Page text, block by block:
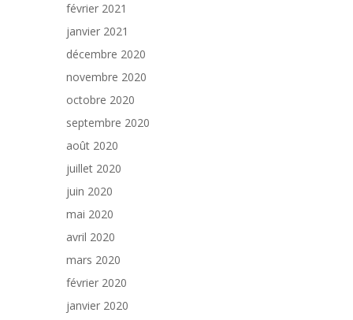
février 2021
janvier 2021
décembre 2020
novembre 2020
octobre 2020
septembre 2020
août 2020
juillet 2020
juin 2020
mai 2020
avril 2020
mars 2020
février 2020
janvier 2020